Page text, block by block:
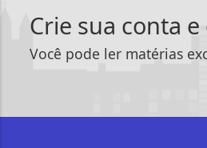
Crie sua conta
Você pode ler matérias